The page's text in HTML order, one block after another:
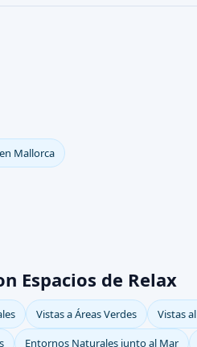
Mallorca
Espacios de Relax
Vistas a Áreas Verdes Vistas
Entornos Naturales junto al Mar